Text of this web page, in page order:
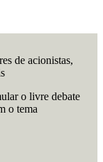
de acionistas,
o livre debate
o tema